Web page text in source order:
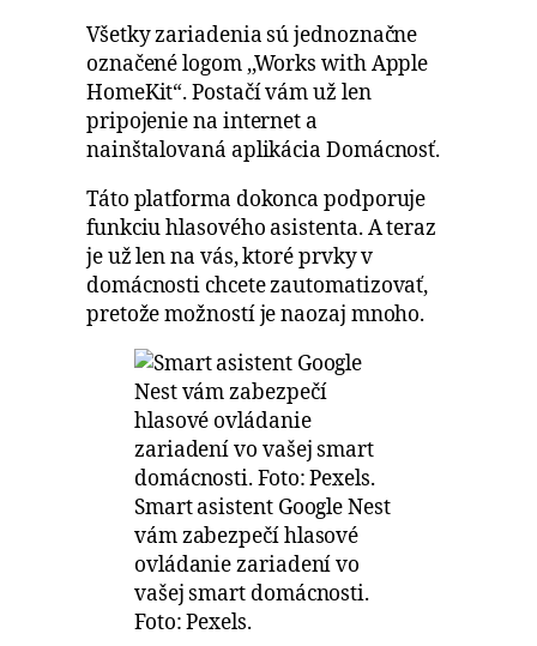
Všetky zariadenia sú jednoznačne
označené logom ,,Works with Apple
HomeKit“. Postačí vám už len
pripojenie na internet a
nainštalovaná aplikácia Domácnosť.
Táto platforma dokonca podporuje
funkciu hlasového asistenta. A teraz
je už len na vás, ktoré prvky v
domácnosti chcete zautomatizovať,
pretože možností je naozaj mnoho.
Smart asistent Google Nest
vám zabezpečí hlasové
ovládanie zariadení vo
vašej smart domácnosti.
Foto: Pexels.